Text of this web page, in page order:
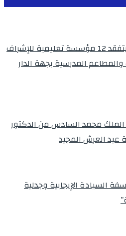
الدكتور نوفل كديلي يتفقد 12 مؤسسة تعليمية للإشراف
المدرسية بجهة الدار
الملك محمد السادس من الدكتور
عيد العرش المجيد
السيادة الإيجابية وجدلية